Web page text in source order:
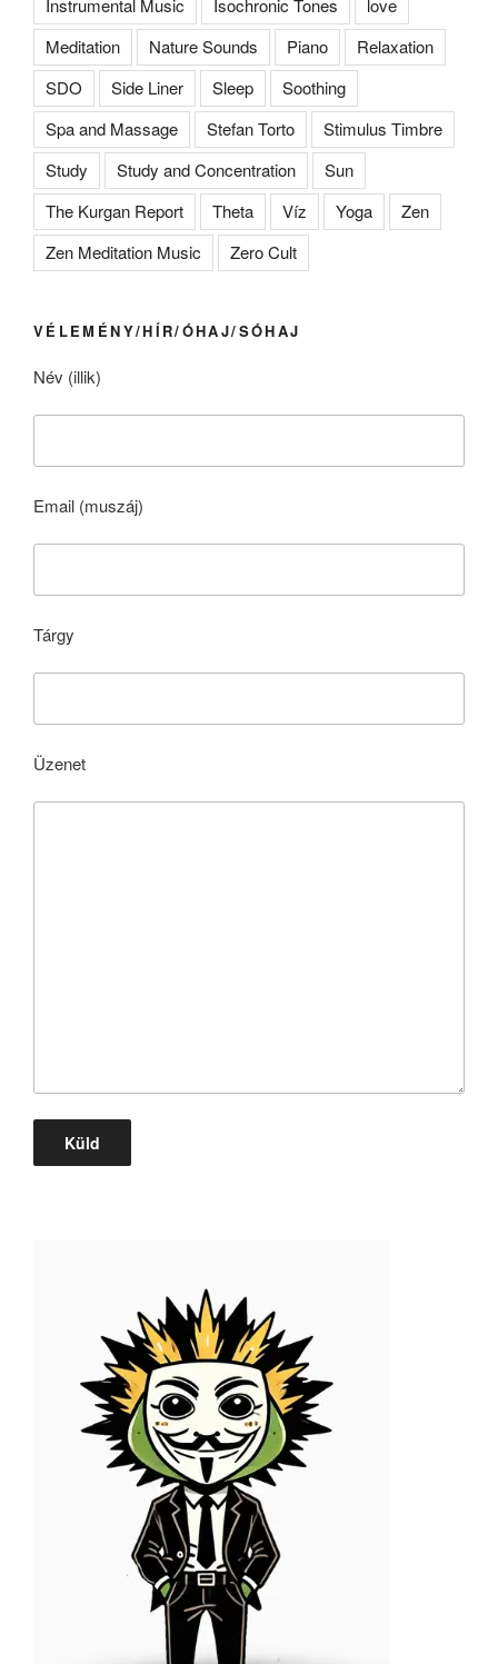
Instrumental Music Isochronic Tones
love
Meditation
Nature Sounds Piano
Relaxation
SDO
Side Liner Sleep
Soothing
Spa and Massage
Stefan Torto
Stimulus Timbre
Study
Study and Concentration
Sun
The Kurgan Report
Theta Víz Yoga
Zen
Zen Meditation Music
Zero Cult
VÉLEMÉNY/HÍR/ÓHAJ/SÓHAJ
Név (illik)
Email (muszáj)
Tárgy
Üzenet